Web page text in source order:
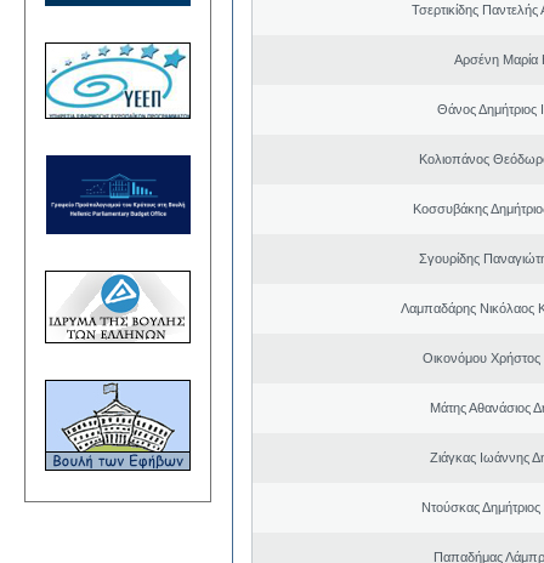
Τσερτικίδης Παντελής
Αρσένη Μαρία
Θάνος Δημήτριος
Κολιοπάνος
Κοσσυβάκης
Σγουρίδης
Λαμπαδάρης Νικόλαος
Οικονόμου Χρήστος
Μάτης Αθανάσιος
Ζιάγκας Ιωάννης
Ντούσκας
Παπαδήμας